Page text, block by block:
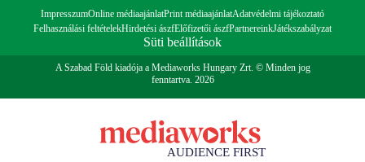
ImpresszumOnline médiaajánlatPrint médiaajánlatAdatvédelmi tájékoztató
Felhasználási feltételekHirdetési ászfElőfizetői ászfPartnereinkJátékszabályzat
Süti beállítások
A Szabad Föld kiadója a Mediaworks Hungary Zrt. © Minden jog
fenntartva. 2026